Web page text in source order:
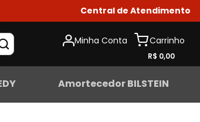
Central de Atendimento
Minha Conta
R$ 0,00
Amortecedor BILSTEIN